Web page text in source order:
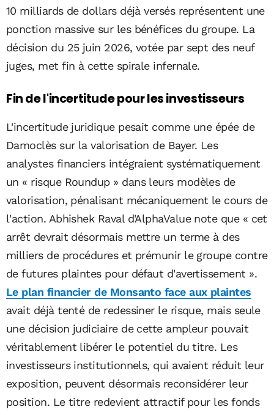
10 milliards de dollars déjà versés représentent une
ponction massive sur les bénéfices du groupe. La
décision du 25 juin 2026, votée par sept des neuf
juges, met fin à cette spirale infernale.
Fin de l'incertitude pour les investisseurs
L'incertitude juridique pesait comme une épée de
Damoclès sur la valorisation de Bayer. Les
analystes financiers intégraient systématiquement
un « risque Roundup » dans leurs modèles de
valorisation, pénalisant mécaniquement le cours de
l'action. Abhishek Raval d'AlphaValue note que « cet
arrêt devrait désormais mettre un terme à des
milliers de procédures et prémunir le groupe contre
de futures plaintes pour défaut d'avertissement ».
Le plan financier de Monsanto face aux plaintes
avait déjà tenté de redessiner le risque, mais seule
une décision judiciaire de cette ampleur pouvait
véritablement libérer le potentiel du titre. Les
investisseurs institutionnels, qui avaient réduit leur
exposition, peuvent désormais reconsidérer leur
position. Le titre redevient attractif pour les fonds